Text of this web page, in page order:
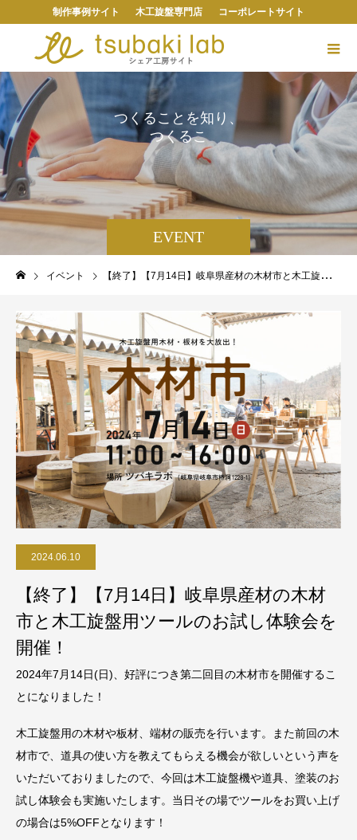
制作事例サイト 木工旋盤専門店 コーポレートサイト
EVENT
つ くるこ と を知 り 、
つ くることを
イベント 【終了】【7月14日】岐阜県産材の木材市と木工旋盤用ツールのお試し体験会を開催！
2024.06.10
【終了】【7月14日】岐阜県産材の木材
市と木工旋盤用ツールのお試し体験会を
開催！
2024年7月14日(日)、好評につき第二回目の木材市を開催するこ
とになりました！
木工旋盤用の木材や板材、端材の販売を行います。また前回の木
材市で、道具の使い方を教えてもらえる機会が欲しいという声を
いただいておりましたので、今回は木工旋盤機や道具、塗装のお
試し体験会も実施いたします。当日その場でツールをお買い上げ
の場合は5%OFFとなります！